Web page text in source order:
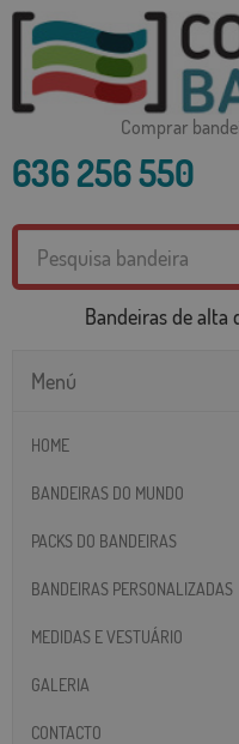
Comprar
636 256 550
Bandeiras de alta
Menú
HOME
BANDEIRAS DO MUNDO
PACKS DO BANDEIRAS
BANDEIRAS PERSONALIZADAS
MEDIDAS E VESTUÁRIO
GALERIA
CONTACTO